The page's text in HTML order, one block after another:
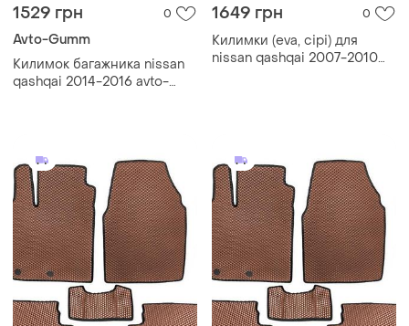
1529 грн 0
Avto-Gumm
Килимок багажника nissan
qashqai 2014-2016 avto-
1649 грн 0
Килимки (eva, сірі) для
nissan qashqai 2007-2010